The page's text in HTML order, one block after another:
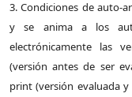
3. Condiciones de auto-
y se anima a los
electrónicamente las
(versión antes de ser
print (versión evaluada